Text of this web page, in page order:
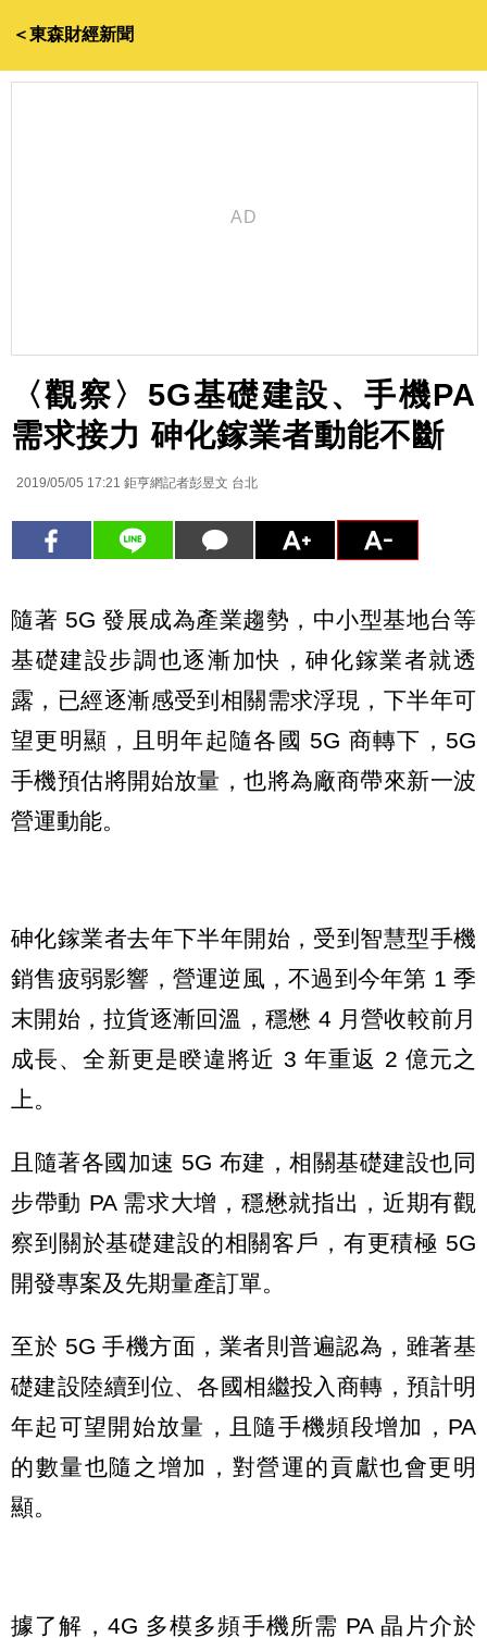
＜東森財經新聞
〈觀察〉5G基礎建設、手機PA
需求接力 砷化鎵業者動能不斷
2019/05/05 17:21 鉅亨網記者彭昱文 台北
隨著 5G 發展成為產業趨勢，中小型基地台等
基礎建設步調也逐漸加快，砷化鎵業者就透
露，已經逐漸感受到相關需求浮現，下半年可
望更明顯，且明年起隨各國 5G 商轉下，5G
手機預估將開始放量，也將為廠商帶來新一波
營運動能。
砷化鎵業者去年下半年開始，受到智慧型手機
銷售疲弱影響，營運逆風，不過到今年第 1 季
末開始，拉貨逐漸回溫，穩懋 4 月營收較前月
成長、全新更是睽違將近 3 年重返 2 億元之
上。
且隨著各國加速 5G 布建，相關基礎建設也同
步帶動 PA 需求大增，穩懋就指出，近期有觀
察到關於基礎建設的相關客戶，有更積極 5G
開發專案及先期量產訂單。
至於 5G 手機方面，業者則普遍認為，雖著基
礎建設陸續到位、各國相繼投入商轉，預計明
年起可望開始放量，且隨手機頻段增加，PA
的數量也隨之增加，對營運的貢獻也會更明
顯。
據了解，4G 多模多頻手機所需 PA 晶片介於